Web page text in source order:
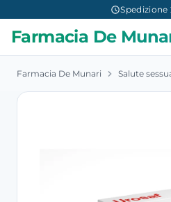
Spedizione
Farmacia De
Farmacia De Munari Salute